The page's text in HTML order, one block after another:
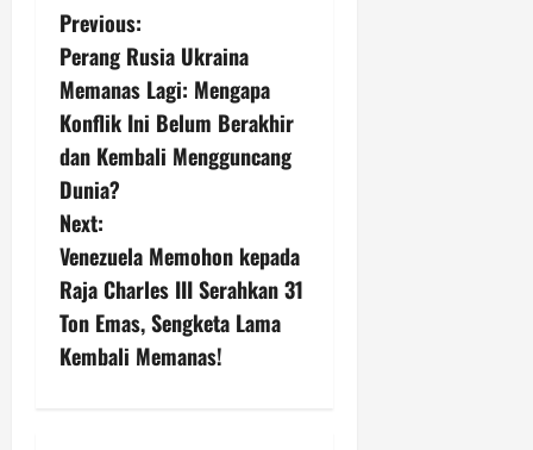
P
o
s
t
n
a
v
i
Previous:
Perang Rusia Ukraina
Memanas Lagi: Mengapa
Konflik Ini Belum Berakhir
dan Kembali Mengguncang
Dunia?
Next:
Venezuela Memohon kepada
Raja Charles III Serahkan 31
Ton Emas, Sengketa Lama
Kembali Memanas!